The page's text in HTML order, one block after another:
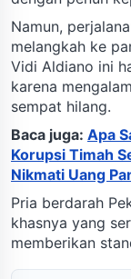
Namun,
melangkah ke
Vidi Aldiano ini
karena
sempat hilang.
Baca juga: Apa
Korupsi Timah
Nikmati Uang
Pria berdarah
khasnya yang
memberikan